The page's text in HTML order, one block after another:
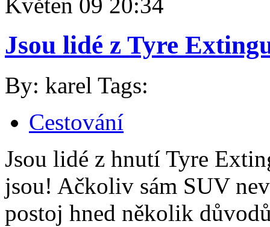
Jsou lidé z Tyre
By: karel Tags:
Cestování
Jsou lidé z hnutí Tyre
jsou! Ačkoliv sám SUV
postoj hned několik